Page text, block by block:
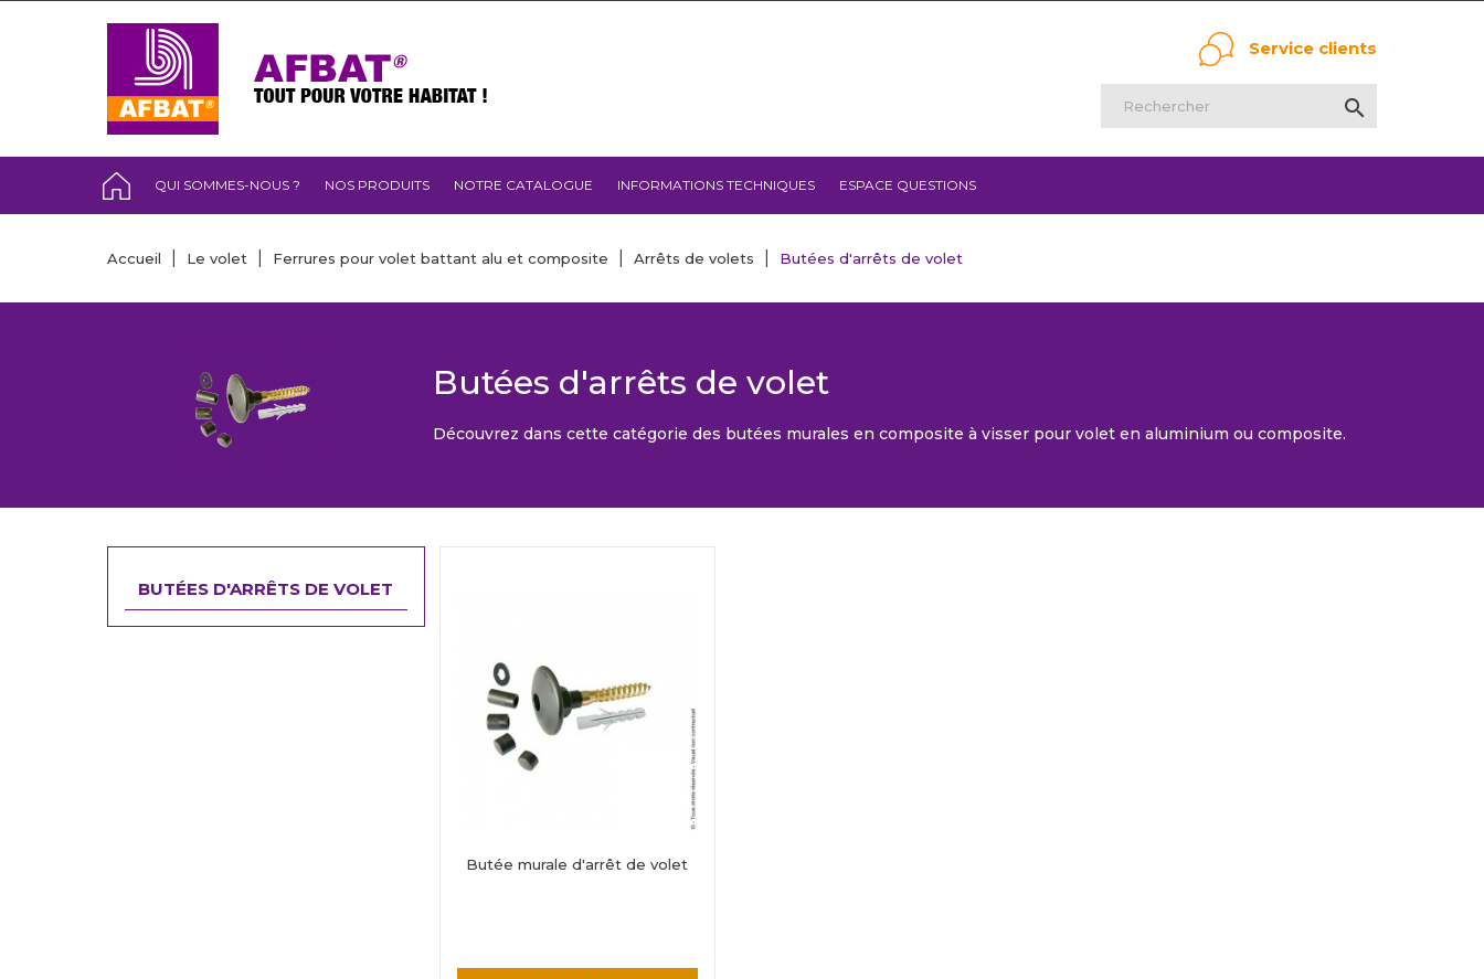
Service clients

QUI SOMMES-NOUS ? NOS PRODUITS NOTRE CATALOGUE INFORMATIONS TECHNIQUES ESPACE QUESTIONS
Accueil Le volet Ferrures pour volet battant alu et composite Arrêts de volets Butées d'arrêts de volet
Butées d'arrêts de volet
Découvrez dans cette catégorie des butées murales en composite à visser pour volet en aluminium ou composite.
BUTÉES D'ARRÊTS DE VOLET
Butée murale d'arrêt de volet